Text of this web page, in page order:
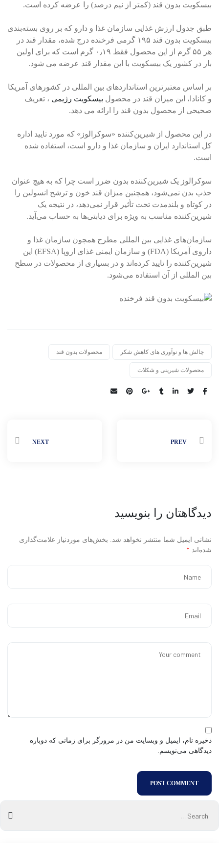
بیسکویت بدون قند (کمتر از نیم درصد) را عرضه کرده است.
طبق جدول ارزش غذایی سازمان غذا و دارو که بر روی بسته‌بندی
بیسکویت بدون قند ۱۹۵ گرمی فرخنده درج شده، مقدار قند در
هر ۵۵ گرم از این محصول فقط ۰٫۱۹ گرم است که برای اولین
بار در کشور یک بیسکویت با این مقدار قند عرضه می شود.
بر اساس معتبرترین استانداردهای بین المللی در کشورهای آمریکا
و کانادا، این میزان قند در محصول بیسکویت رژیمی ، تعریف
صحیحی از محصول بدون قند را ارائه می دهد.
در این محصول از شیرین‌کننده «سوکرالوز» که مورد تایید اداره
کل استاندارد ایران و سازمان غذا و دارو است، استفاده شده
است.
سوکرالوز یک شیرین‌کننده بدون ضرر است چرا که به هیچ عنوان
جذب بدن نمی‌شود، همچنین میزان قند خون و ترشح انسولین را
در کوتاه و بلندمدت تحت تأثیر قرار نمی‌دهد، در نتیجه یک
شیرین‌کننده مناسب به ویژه برای دیابتی‌ها به حساب می‌آید.
سازمان‌های غذایی بین المللی مطرح همچون سازمان غذا و
داروی آمریکا (FDA) و سازمان ایمنی غذای اروپا (EFSA) این
شیرین‌کننده را تایید کرده‌اند و در بسیاری از محصولات در سطح
بین المللی از آن استفاده می‌شود.
چالش ها و نوآوری های کاهش شکر محصولات بدون قند
محصولات شیرینی و شکلات
Share:
PREV
NEXT
دیدگاهتان را بنویسید
نشانی ایمیل شما منتشر نخواهد شد. بخش‌های موردنیاز علامت‌گذاری
شده‌اند *
ذخیره نام، ایمیل و وبسایت من در مرورگر برای زمانی که دوباره
دیدگاهی می‌نویسم.
POST COMMENT